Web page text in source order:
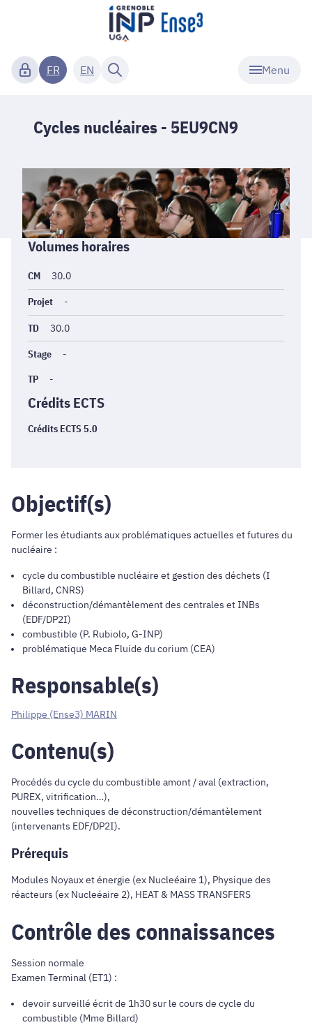
Menu
FR EN
Cycles nucléaires - 5EU9CN9
Informations
générales
Volumes horaires
CM 30.0
Projet -
TD 30.0
Stage -
TP -
Crédits ECTS
Crédits ECTS 5.0
Objectif(s)
Former les étudiants aux problématiques actuelles et futures du
nucléaire :
cycle du combustible nucléaire et gestion des déchets (I
Billard, CNRS)
déconstruction/démantèlement des centrales et INBs
(EDF/DP2I)
combustible (P. Rubiolo, G-INP)
problématique Meca Fluide du corium (CEA)
Responsable(s)
Philippe (Ense3) MARIN
Contenu(s)
Procédés du cycle du combustible amont / aval (extraction,
PUREX, vitrification…),
nouvelles techniques de déconstruction/démantèlement
(intervenants EDF/DP2I).
Prérequis
Modules Noyaux et énergie (ex Nucleéaire 1), Physique des
réacteurs (ex Nucleéaire 2), HEAT & MASS TRANSFERS
Contrôle des connaissances
Session normale
Examen Terminal (ET1) :
devoir surveillé écrit de 1h30 sur le cours de cycle du
combustible (Mme Billard)